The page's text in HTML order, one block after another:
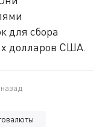
для сбора
долларов США.